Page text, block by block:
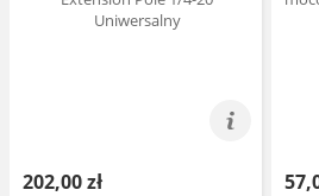
202,00 zł